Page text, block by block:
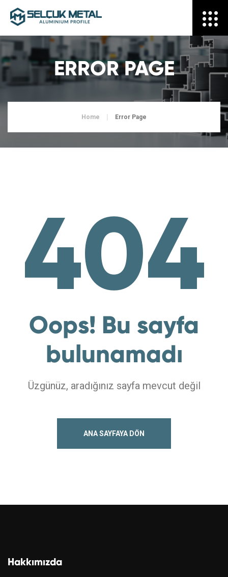
ERROR PAGE
Home Error Page
404
Oops! Bu sayfa
bulunamadı
Üzgünüz, aradığınız sayfa mevcut değil
ANA SAYFAYA DÖN
Hakkımızda